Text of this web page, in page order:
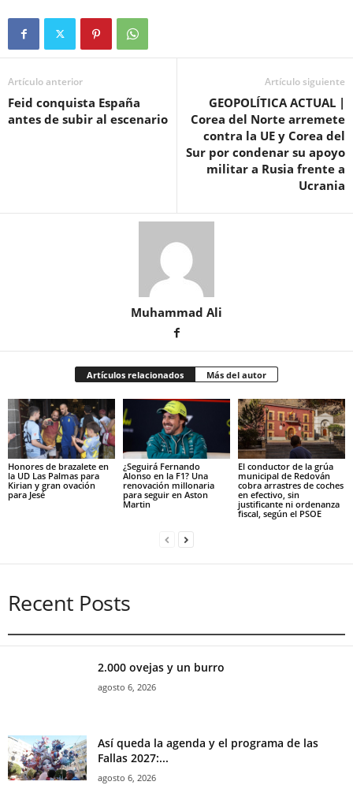
Artículo anterior
Feid conquista España
antes de subir al escenario
Artículo siguiente
GEOPOLÍTICA ACTUAL |
Corea del Norte arremete
contra la UE y Corea del
Sur por condenar su apoyo
militar a Rusia frente a
Ucrania
Muhammad Ali
Artículos relacionados Más del autor
Honores de brazalete en
la UD Las Palmas para
Kirian y gran ovación
para Jesé
¿Seguirá Fernando
Alonso en la F1? Una
renovación millonaria
para seguir en Aston
Martin
El conductor de la grúa
municipal de Redován
cobra arrastres de coches
en efectivo, sin
justificante ni ordenanza
fiscal, según el PSOE
Recent Posts
2.000 ovejas y un burro
agosto 6, 2026
Así queda la agenda y el programa de las
Fallas 2027:...
agosto 6, 2026